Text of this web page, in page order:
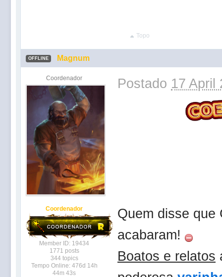
Topo
OFFLINE Magnum
Coordenador
Coordenador
Member ID: 19434
1771 posts
344 topics
Tempo Online: 476d 14h
44m 43s
Postado 17 April
Quem disse
acabaram!
Boatos e relatos